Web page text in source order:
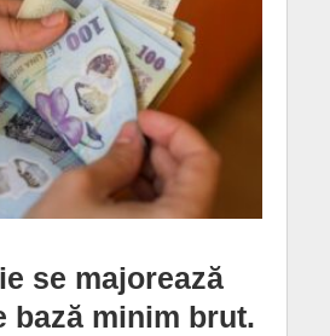
se majorează
bază minim brut.